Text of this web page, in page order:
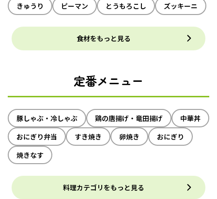
きゅうり
ピーマン とうもろこし ズッキーニ
食材をもっと見る
定番メニュー
豚しゃぶ・冷しゃぶ 鶏の唐揚げ・竜田揚げ
中華丼
おにぎり弁当
すき焼き 卵焼き
おにぎり
焼きなす
料理カテゴリをもっと見る